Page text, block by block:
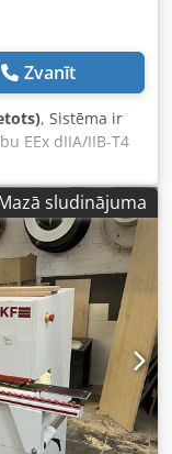
Zvanīt
, Sistēma ir
EEx dIIA/IIB-T4
/ filtrspiediena
91 Ražošanas
tvertne,
spiediens:
Maks. darba
jaka: -50 /
x augstums
5,5 kW
rpm,
IP55,
viens
lietots, labā
sludinājuma